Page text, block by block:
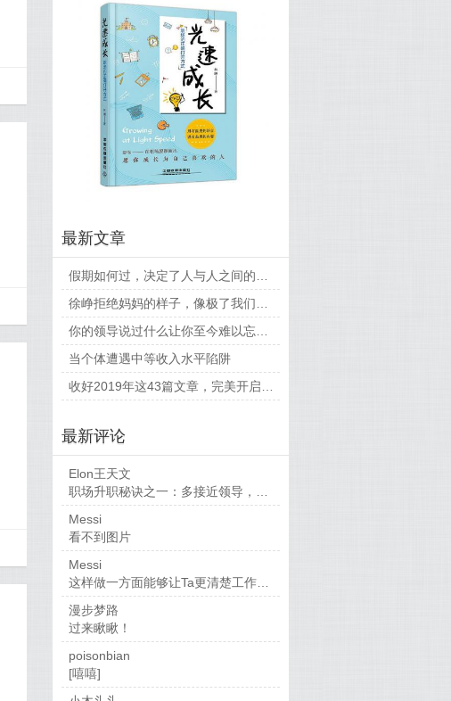
最新文章
当个体遭遇中等收入水平陷阱
最新评论
Elon王天文
职场升职秘诀之一：多接近领导，当然，多做...
Messi
看不到图片
Messi
这样做一方面能够让Ta更清楚工作要求，也...
漫步梦路
过来瞅瞅！
poisonbian
[嘻嘻]